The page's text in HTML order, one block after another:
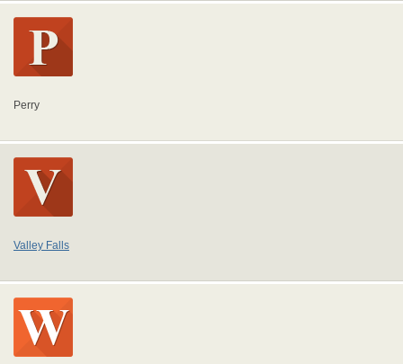
Perry
Valley Falls